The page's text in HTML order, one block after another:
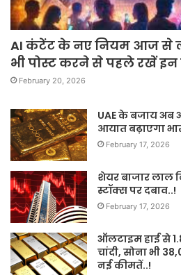
AI कंटेंट के नए नियम आज से
भी पोस्ट करने से पहले रखें इन
February 20, 2026
UAE के बजाय अब
आयात बढ़ाएगा
February 17, 2026
शेयर बाजार
स्टॉक्स पर दबाव..!
February 17, 2026
ऑलटाइम हाई से
चांदी, सोना भी
नई कीमतें..!